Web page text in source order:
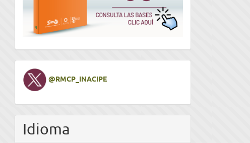
Twitter@RMCP_INACIPE
Idioma